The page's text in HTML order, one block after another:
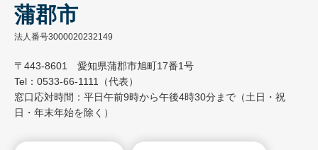
蒲郡市
法人番号3000020232149
〒443-8601 愛知県蒲郡市旭町17番1号
Tel：0533-66-1111（代表）
窓口応対時間：平日午前9時から午後4時30分まで（土日・祝
日・年末年始を除く）